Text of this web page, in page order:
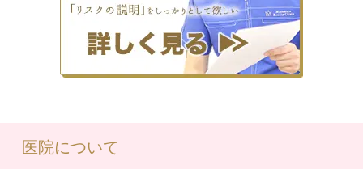
医院について